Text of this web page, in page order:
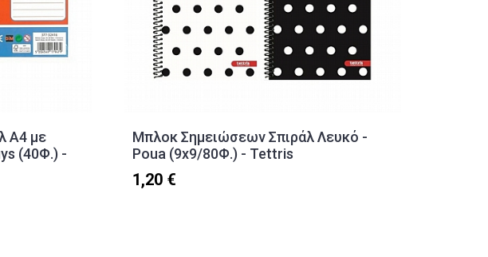
A4 με
(40Φ.) -
Μπλοκ Σημειώσεων Σπιράλ Λευκό -
Poua (9x9/80Φ.) - Tettris
1,20 €